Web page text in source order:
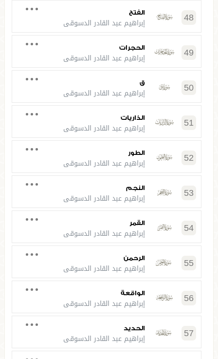
48 الفتح
إبراهيم عبد القادر الدسوقي
49 الحجرات
إبراهيم عبد القادر الدسوقي
50 ق
إبراهيم عبد القادر الدسوقي
51 الذاريات
إبراهيم عبد القادر الدسوقي
52 الطور
إبراهيم عبد القادر الدسوقي
53 النجم
إبراهيم عبد القادر الدسوقي
54 القمر
إبراهيم عبد القادر الدسوقي
55 الرحمن
إبراهيم عبد القادر الدسوقي
56 الواقعة
إبراهيم عبد القادر الدسوقي
57 الحديد
إبراهيم عبد القادر الدسوقي